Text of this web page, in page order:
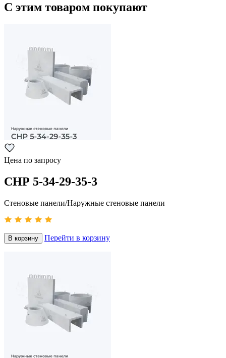
С этим товаром покупают
Цена по запросу
СНР 5-34-29-35-3
Стеновые панели/Наружные стеновые панели
В корзину Перейти в корзину